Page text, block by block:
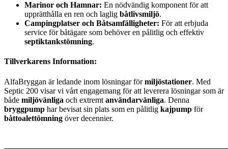
Marinor och Hamnar: En nödvändig komponent för att
upprätthålla en ren och laglig båtlivsmiljö.
Campingplatser och Båtsamfälligheter: För att erbjuda
service för båtägare som behöver en pålitlig och effektiv
septiktankstömning.
Tillverkarens Information:
AlfaBryggan är ledande inom lösningar förmiljöstationer. Med
Septic 200 visar vi vårt engagemang för att leverera lösningar som är
både miljövänliga och extremt användarvänliga. Denna
bryggpump har bevisat sin plats som en pålitlig kajpump för
båttoalettömning över decennier.